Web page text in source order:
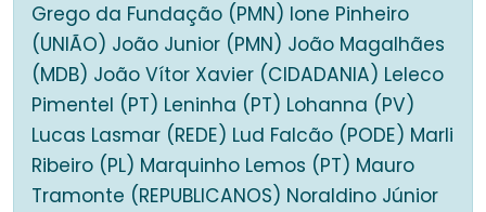
Grego da Fundação (PMN) Ione Pinheiro
(UNIÃO) João Junior (PMN) João Magalhães
(MDB) João Vítor Xavier (CIDADANIA) Leleco
Pimentel (PT) Leninha (PT) Lohanna (PV)
Lucas Lasmar (REDE) Lud Falcão (PODE) Marli
Ribeiro (PL) Marquinho Lemos (PT) Mauro
Tramonte (REPUBLICANOS) Noraldino Júnior